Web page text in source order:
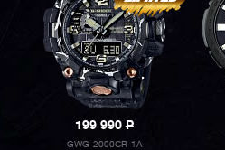
199 990P
GWG-2000CR-1A